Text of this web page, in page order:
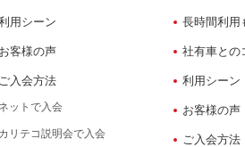
用シーン
お客様の声
ご入会方法
ネットで入会
カリテコ説明会で入会
長時間利用
社有車との
利用シーン
お客様の声
ご入会方法